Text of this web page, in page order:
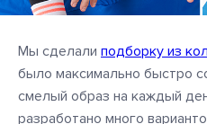
Мы сделали подборку из
было максимально быстро
смелый образ на каждый
разработано много